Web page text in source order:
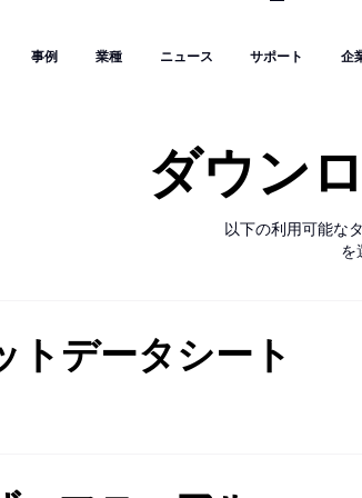
事例
業種
ニュース
サポート
企
ダウン
以下の利用可能な
を
トデータシート